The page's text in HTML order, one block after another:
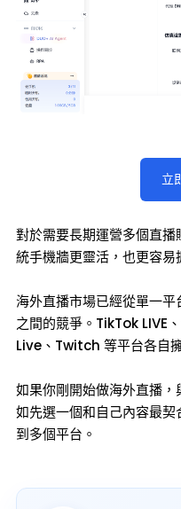
立
對於需要長期運營多個直
統手機牆更靈活，也更容易
海外直播市場已經從單一
之間的競爭。TikTok
Live、Twitch 等平台各自
如果你剛開始做海外直播
如先選一個和自己內容最
到多個平台。